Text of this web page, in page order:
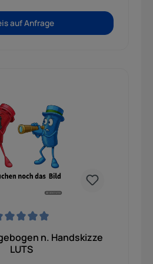
auf Anfrage
n. Handskizze
LUTS